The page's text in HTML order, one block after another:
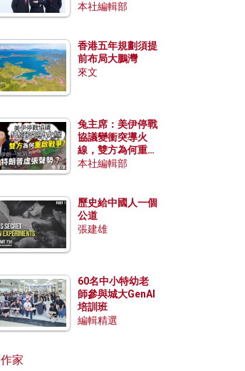
本社編輯部
香港五年規劃須提
前布局大鵬灣
來文
兔主席：美伊停戰
協議變衝突導火
線，雙方為何重啟
戰爭？伊朗一早洞
本社編輯部
歷史給中國人一個
公道
張建雄
60名中小特幼老
師參與城大GenAI
培訓班
編輯精選
家